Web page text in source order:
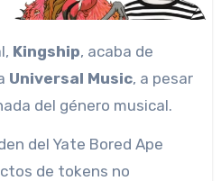
Kingship, acaba de
Universal Music, a pesar
del género musical.
del Yate Bored Ape
de tokens no